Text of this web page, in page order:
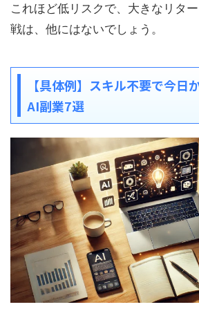
これほど低リスクで、大きなリタ
戦は、他にはないでしょう。
【具体例】スキル不要で今日
AI副業7選